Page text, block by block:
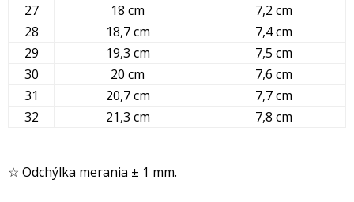
27
18 cm
7,2 cm
28
18,7 cm
7,4 cm
29
19,3 cm
7,5 cm
30
20 cm
7,6 cm
31
20,7 cm
7,7 cm
32
21,3 cm 7,8 cm
☆ Odchýlka merania ± 1 mm.